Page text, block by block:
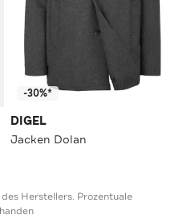
-30%*
DIGEL
Jacken Dolan
Herstellers. Prozentuale